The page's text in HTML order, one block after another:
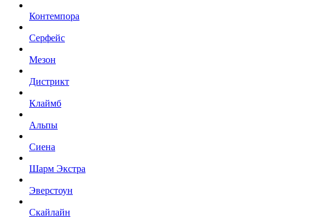
Контемпора
Серфейс
Мезон
Дистрикт
Клаймб
Альпы
Сиена
Шарм Экстра
Эверстоун
Скайлайн